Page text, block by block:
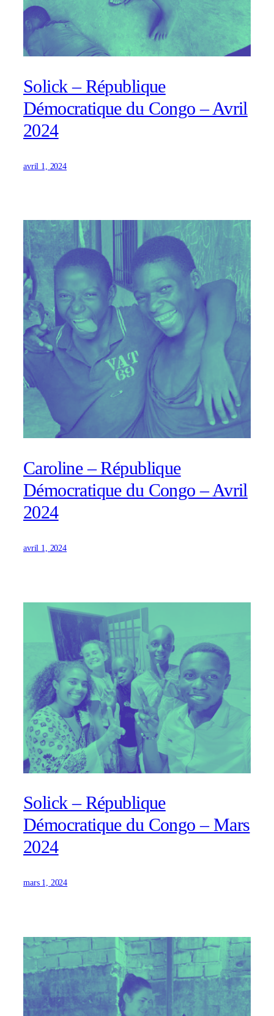
Solick – République
Démocratique du Congo – Avril
2024
avril 1, 2024
Caroline – République
Démocratique du Congo – Avril
2024
avril 1, 2024
Solick – République
Démocratique du Congo – Mars
2024
mars 1, 2024